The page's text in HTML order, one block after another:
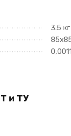
3.5 кг
и ТУ